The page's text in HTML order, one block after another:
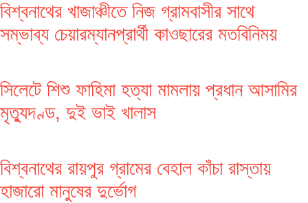
বিশ্বনাথের খাজাঞ্চীতে নিজ গ্রামবাসীর সাথে
সম্ভাব্য চেয়ারম্যানপ্রার্থী কাওছারের মতবিনিময়
সিলেটে শিশু ফাহিমা হত্যা মামলায় প্রধান আসামির
মৃত্যুদণ্ড, দুই ভাই খালাস
বিশ্বনাথের রায়পুর গ্রামের বেহাল কাঁচা রাস্তায়
হাজারো মানুষের দুর্ভোগ